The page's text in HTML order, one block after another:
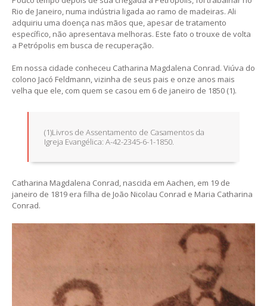
Rio de Janeiro, numa indústria ligada ao ramo de madeiras. Ali
adquiriu uma doença nas mãos que, apesar de tratamento
específico, não apresentava melhoras. Este fato o trouxe de volta
a Petrópolis em busca de recuperação.
Em nossa cidade conheceu Catharina Magdalena Conrad. Viúva do
colono Jacó Feldmann, vizinha de seus pais e onze anos mais
velha que ele, com quem se casou em 6 de janeiro de 1850 (1).
(1)Livros de Assentamento de Casamentos da
Igreja Evangélica: A-42-2345-6-1-1850.
Catharina Magdalena Conrad, nascida em Aachen, em 19 de
janeiro de 1819 era filha de João Nicolau Conrad e Maria Catharina
Conrad.